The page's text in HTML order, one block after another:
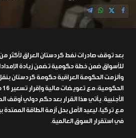
وألزمت الحكومة العراقية حكومة كردستان
الأجنبية. يأتي هذا القرار بعد حكم دولي أوقف
مع تركيا، ليعيد الأمل بحل أزمة الطاقة الممتدة
في استقرار السوق العالمية.